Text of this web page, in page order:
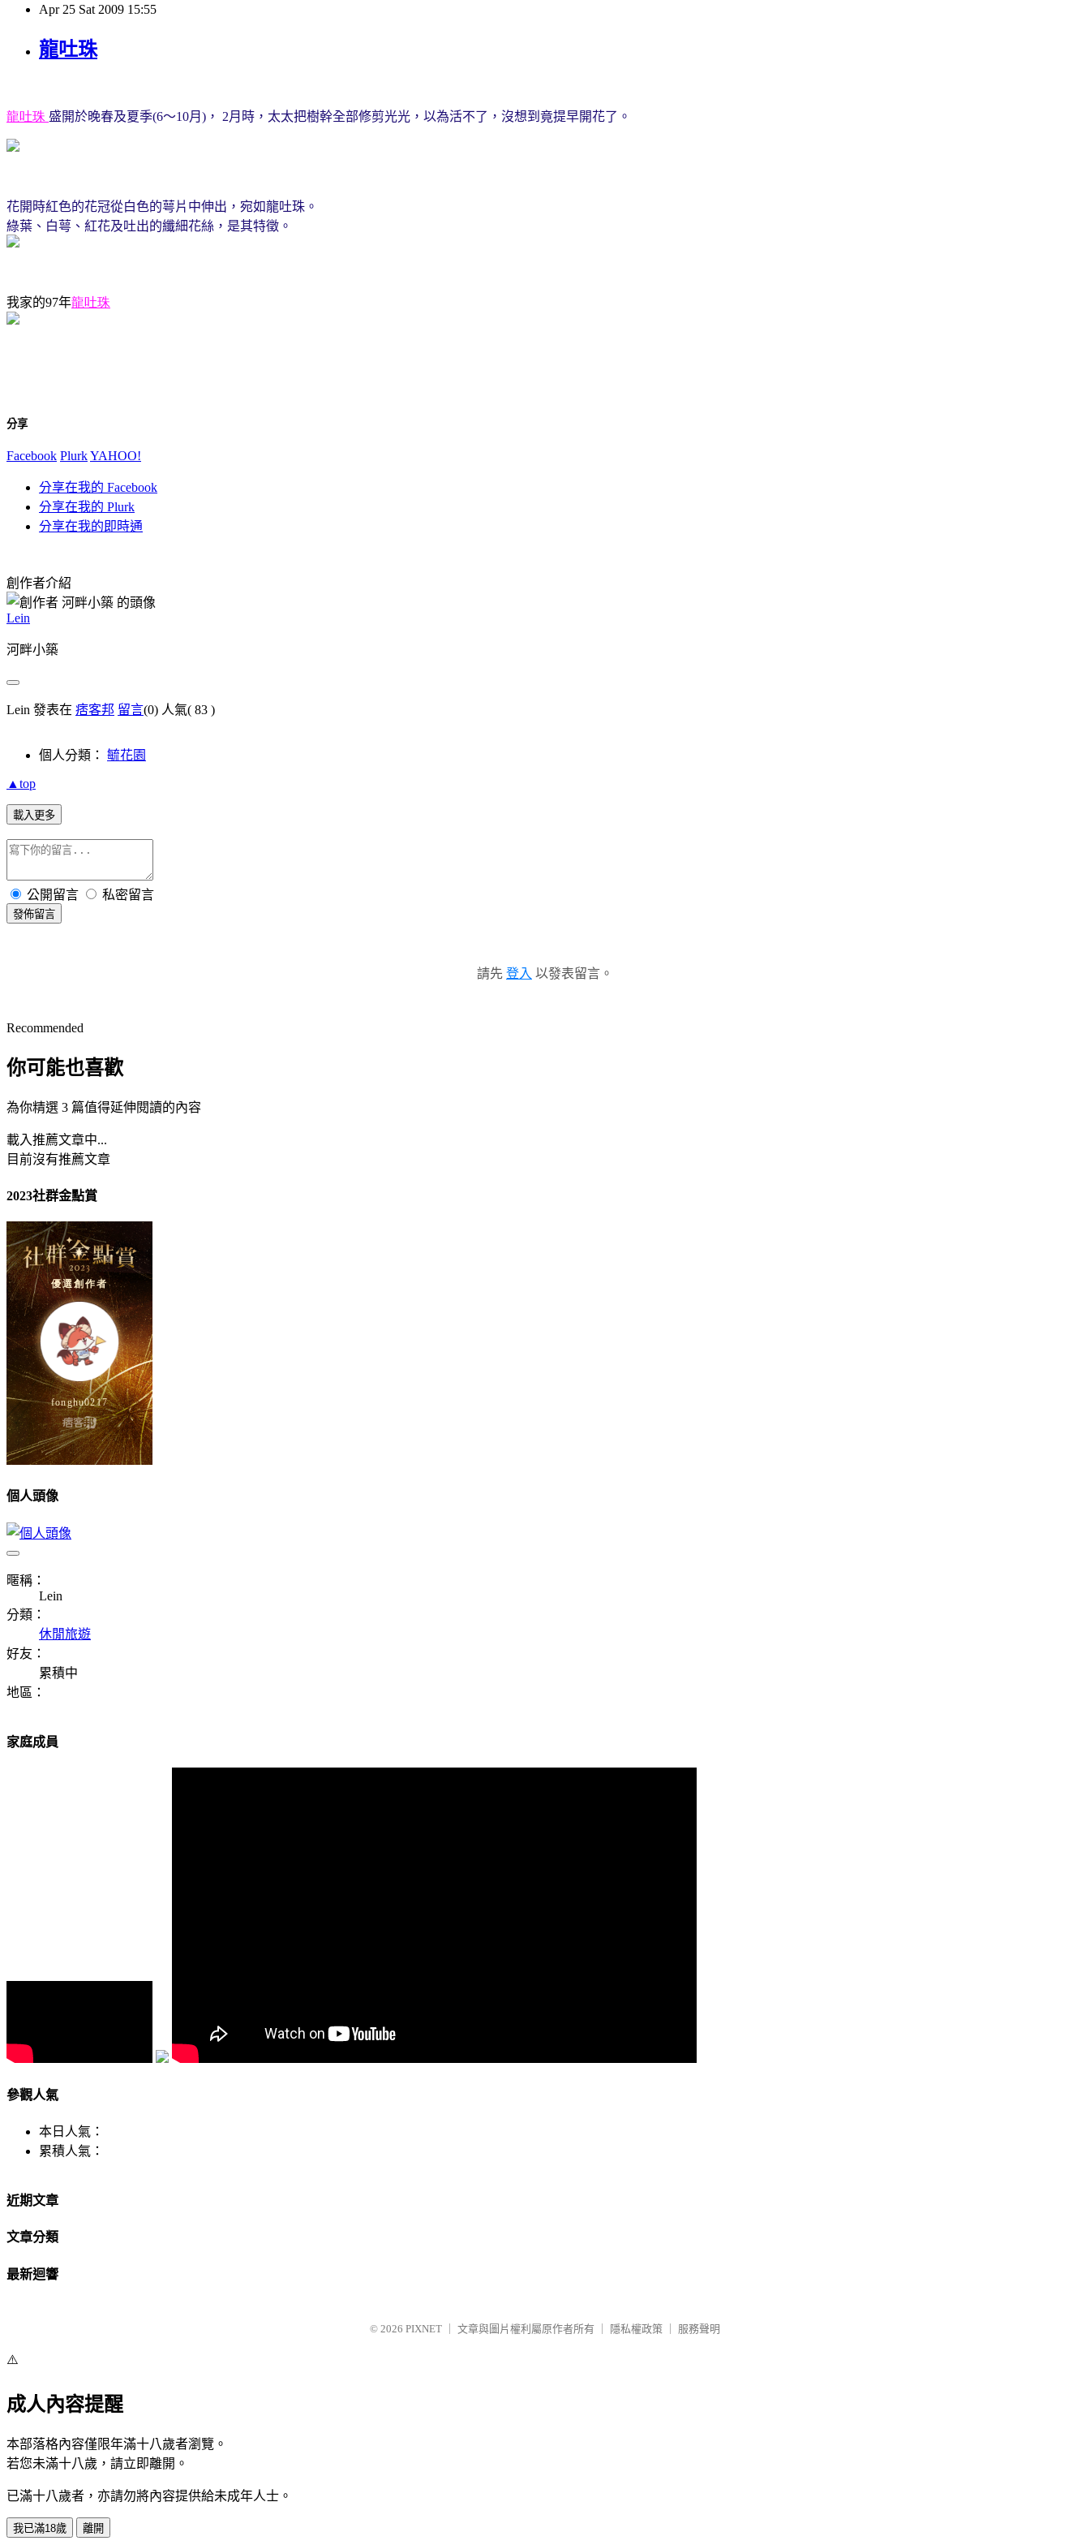
Apr 25 Sat 2009 15:55
龍吐珠
龍吐珠 盛開於晚春及夏季(6～10月 ) ， 2月時，太太把樹幹全部修剪光光，以為活不了，沒想到竟提早開花了。
花開時紅色的花冠從白色的萼片中伸出，宛如龍吐珠。
綠葉、白萼、紅花及吐出的纖細花絲，是其特徵。
我家的97年龍吐珠
分享
Facebook PlurkYAHOO!
分享在我的 Facebook
分享在我的 Plurk
分享在我的即時通
創作者介紹
Lein
河畔小築
Lein 發表在 痞客邦 留言(0) 人氣( 83 )
個人分類： 毓花園
▲top
載入更多
公開留言 私密留言
發佈留言
請先 登入 以發表留言。
Recommended
你可能也喜歡
為你精選 3 篇值得延伸閱讀的內容
載入推薦文章中...
目前沒有推薦文章
2023社群金點賞
個人頭像
暱稱：
Lein
分類：
休閒旅遊
好友：
累積中
地區：
家庭成員
參觀人氣
本日人氣：
累積人氣：
近期文章
文章分類
最新迴響
© 2026 PIXNET 文章與圖片權利屬原作者所有 隱私權政策 服務聲明
⚠️
成人內容提醒
本部落格內容僅限年滿十八歲者瀏覽。
若您未滿十八歲，請立即離開。
已滿十八歲者，亦請勿將內容提供給未成年人士。
我已滿18歲 離開